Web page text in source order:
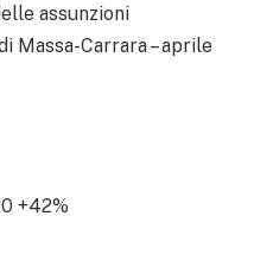
assunzioni
Massa-Carrara – aprile
+42%